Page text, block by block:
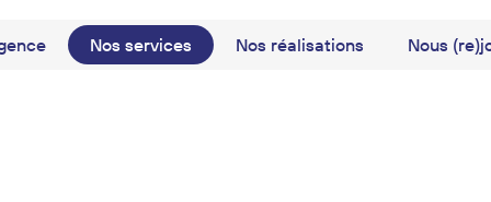
Nos services Nos réalisations Nous